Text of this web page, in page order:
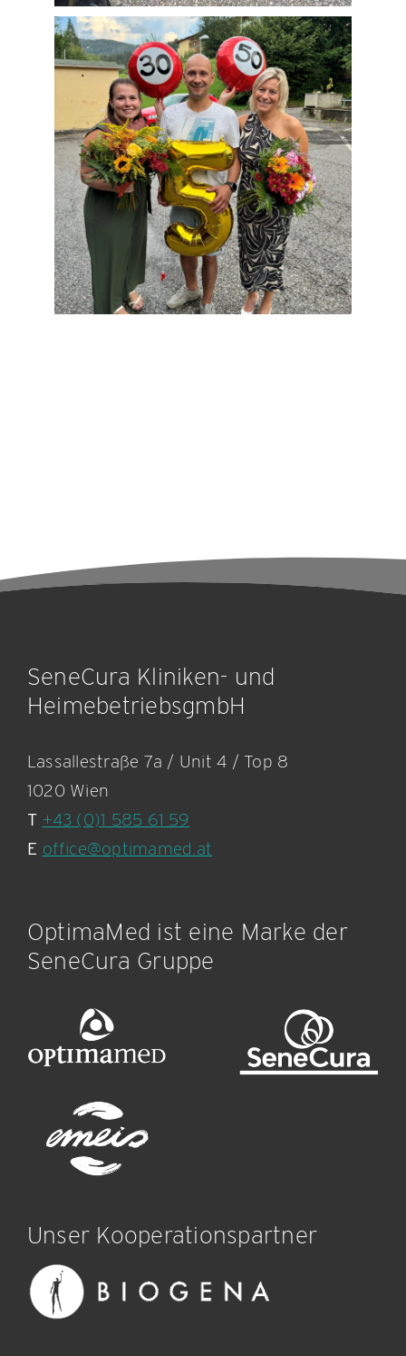
SeneCura Kliniken- und
HeimebetriebsgmbH
Lassallestraße 7a / Unit 4 / Top 8
1020 Wien
T +43 (0)1 585 61 59
E office@optimamed.at
OptimaMed ist eine Marke der
SeneCura Gruppe
Unser Kooperationspartner